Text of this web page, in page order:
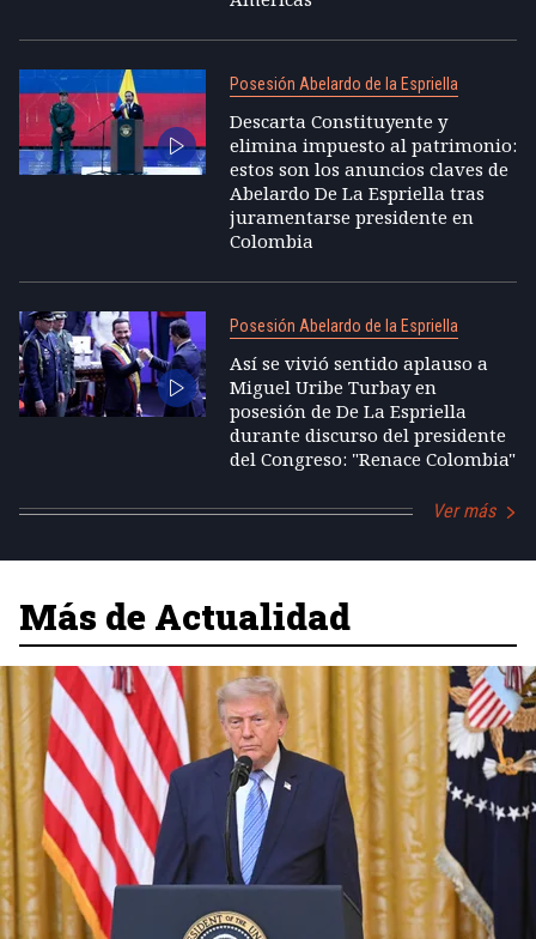
Posesión Abelardo de la Espriella
Descarta Constituyente y
elimina impuesto al patrimonio:
estos son los anuncios claves de
Abelardo De La Espriella tras
juramentarse presidente en
Colombia
Posesión Abelardo de la Espriella
Así se vivió sentido aplauso a
Miguel Uribe Turbay en
posesión de De La Espriella
durante discurso del presidente
del Congreso: "Renace Colombia"
Ver más
Más de Actualidad